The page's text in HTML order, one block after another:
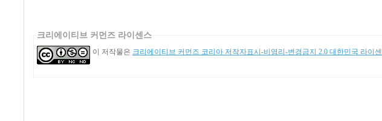
크리에이티브 커먼즈 라이센스
이 저작물은 크리에이티브 커먼즈 코리아 저작자표시-비영리-변경금지 2.0 대한민국 라이